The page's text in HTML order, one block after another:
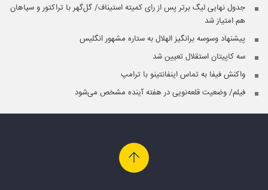
جدول نهایی لیگ برتر پس از رای کمیته استیناف/ گل‌گهر با تراکتور و سپاهان
هم امتیاز شد
پیشنهاد وسوسه برانگیز الهلال به ستاره مشهور انگلیس
سه کاپیتان‌ استقلال تعیین شد
واکنش فیفا به تماس اینفانتینو با ترامپ
فیلم/ وضعیت قلعه‌نویی در هفته آینده مشخص می‌شود